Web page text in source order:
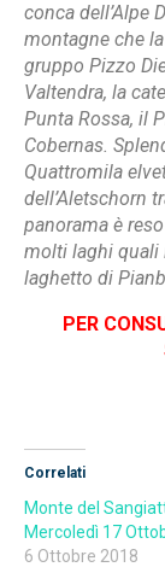
conca dell’Alpe
montagne che
gruppo Pizzo
Valtendra, la
Punta Rossa, il
Cobernas.
Quattromila
dell’Aletschorn
panorama è
molti laghi quali
laghetto di
PER
Correlati
Monte del
Mercoledì 17
6 Ottobre 2018